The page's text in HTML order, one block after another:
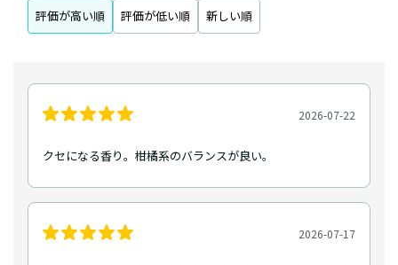
評価が高い順 評価が低い順 新しい順
2026-07-22
クセになる香り。柑橘系のバランスが良い。
2026-07-17